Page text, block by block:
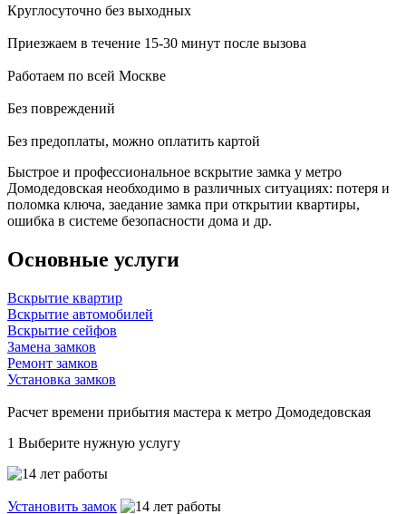
Круглосуточно без выходных
Приезжаем в течение 15-30 минут после вызова
Работаем по всей Москве
Без повреждений
Без предоплаты, можно оплатить картой
Быстрое и профессиональное вскрытие замка у метро
Домодедовская необходимо в различных ситуациях: потеря и
поломка ключа, заедание замка при открытии квартиры,
ошибка в системе безопасности дома и др.
Основные услуги
Вскрытие квартир
Вскрытие автомобилей
Вскрытие сейфов
Замена замков
Ремонт замков
Установка замков
Расчет времени прибытия мастера к метро Домодедовская
1 Выберите нужную услугу
Установить замок